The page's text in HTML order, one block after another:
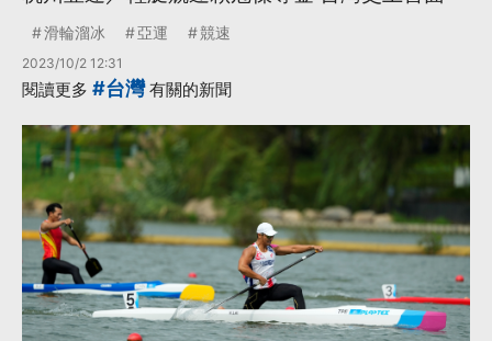
滑輪溜冰 亞運 競速
2023/10/2 12:31
閱讀更多 #台灣有關的新聞